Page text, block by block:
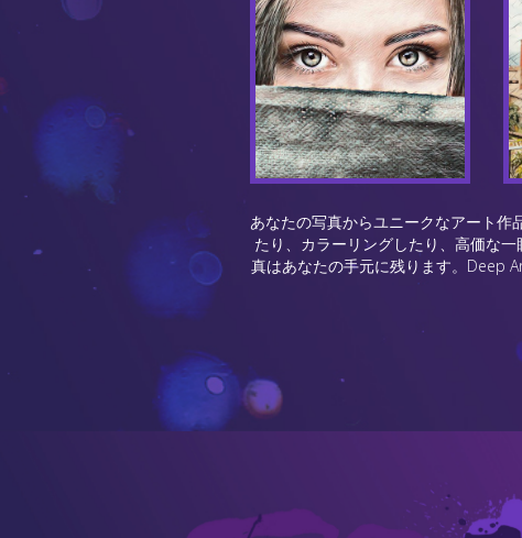
あなたの写真からユニークなアート
たり、カラーリングしたり、高価な
真はあなたの手元に残ります。Deep